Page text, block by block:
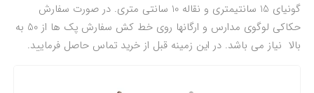
گونیای 15 سانتیمتری و نقاله 10 سانتی متری. در صورت سفارش
حکاکی لوگوی مدارس و ارگانها روی خط کش سفارش پک ها از 50 به
بالا نیاز می باشد. در این زمینه قبل از خرید تماس حاصل فرمایید.